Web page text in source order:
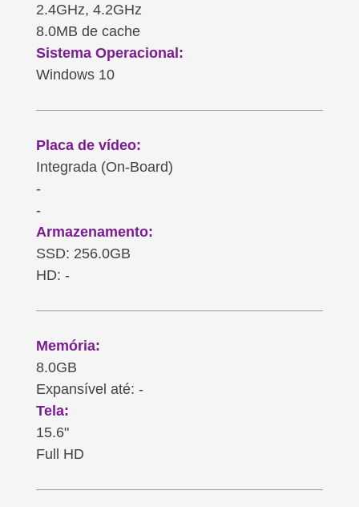
2.4GHz, 4.2GHz
8.0MB de cache
Sistema Operacional:
Windows 10
Placa de vídeo:
Integrada (On-Board)
-
-
Armazenamento:
SSD: 256.0GB
HD: -
Memória:
8.0GB
Expansível até: -
Tela:
15.6"
Full HD